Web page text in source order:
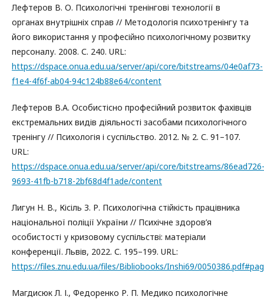
Лефтеров В. О. Психологічні тренінгові технології в
органах внутрішніх справ // Методологія психотренінгу та
його використання у професійно психологічному розвитку
персоналу. 2008. С. 240. URL:
https://dspace.onua.edu.ua/server/api/core/bitstreams/04e0af73-
f1e4-4f6f-ab04-94c124b88e64/content
Лефтеров В.А. Особистісно професійний розвиток фахівців
екстремальних видів діяльності засобами психологічного
тренінгу // Психологія і суспільство. 2012. № 2. С. 91–107.
URL:
https://dspace.onua.edu.ua/server/api/core/bitstreams/86ead726-
9693-41fb-b718-2bf68d4f1ade/content
Лигун Н. В., Кісіль З. Р. Психологічна стійкість працівника
національної поліції України // Психічне здоров’я
особистості у кризовому суспільстві: матеріали
конференції. Львів, 2022. С. 195–199. URL:
https://files.znu.edu.ua/files/Bibliobooks/Inshi69/
Магдисюк Л. І., Федоренко Р. П. Медико психологічне